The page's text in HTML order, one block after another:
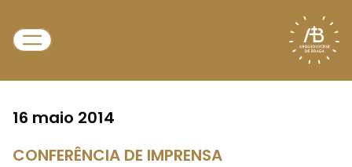
16 maio 2014
CONFERÊNCIA DE IMPRENSA